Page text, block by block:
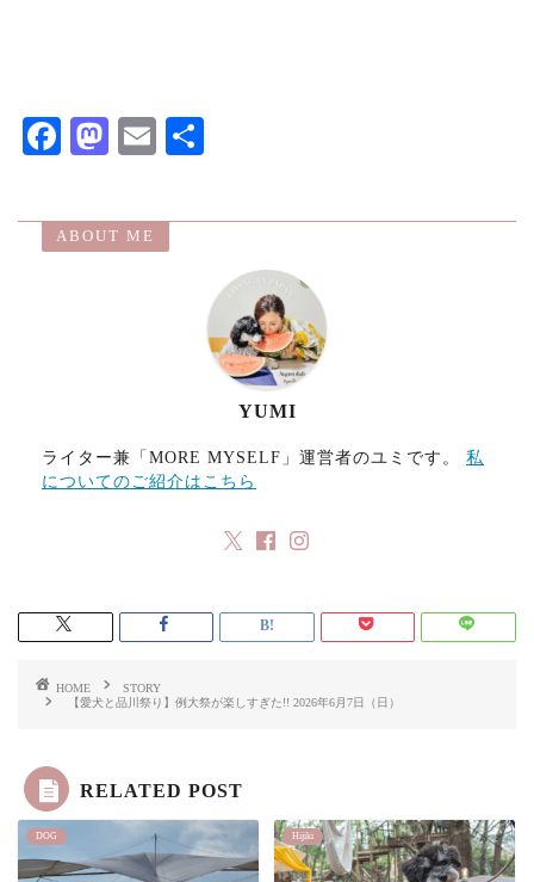
F
eb
o
M
to
d
E
ai
l
ABOUT ME
YUMI
ライター兼「MORE MYSELF」運営者のユミです。 私
についてのご紹介はこちら
HOME
STORY
【愛犬と品川祭り】例大祭が楽しすぎた!! 2026年6月7日（日）
RELATED POST
DOG Hijiki